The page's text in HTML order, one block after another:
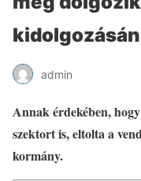
kidolgozásán
admin
Annak érdekében,
szektort is, eltolta a
kormány.